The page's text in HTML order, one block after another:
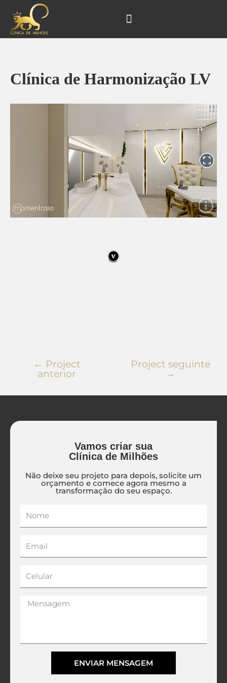
para
conteúdo
Clínica de Harmonização LV
Navegação
Post
← Project
anterior
Project seguinte
→
Vamos criar sua
Clínica de Milhões
Não deixe seu projeto para depois, solicite um
orçamento e comece agora mesmo a
transformação do seu espaço.
Mensagem
ENVIAR MENSAGEM